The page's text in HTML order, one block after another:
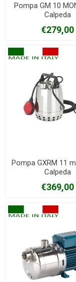
Pompa GM 10
Calpeda
€279,00
Pompa GXRM 11
Calpeda
€369,00